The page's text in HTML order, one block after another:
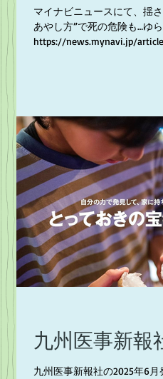
マイナビニュースにて、揺
あやし方”で死の危険も…ゆ
https://news.mynavi.jp/
九州医事新報
九州医事新報社の2025年6